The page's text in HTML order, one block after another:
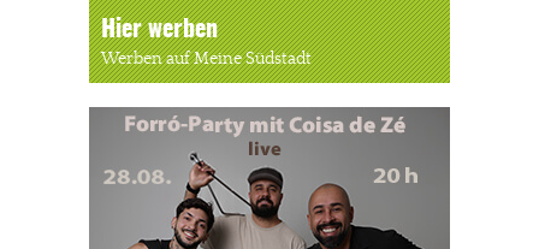
Hier werben
Werben auf Meine Südstadt